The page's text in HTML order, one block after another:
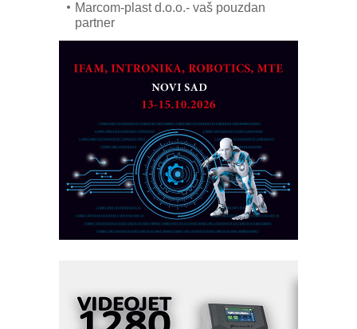
Marcom-plast d.o.o.- vaš pouzdan
partner
obradu!
Razvoj asortimanskog pravca MINI-
PLC AKYTEC
AUKOM: Svetski standard metrologije
dostupan u Srbiji
MOTOMAN – NEXT-Robotika vođena
veštačkom inteligencijom
I.SAFE MOBILE revolucioniše
industrijsku automatizaciju
pionirskimmobile operator PANEL-OM
KIP KOP – napredna rešenja za
savremene industrijske i logističke
objekte